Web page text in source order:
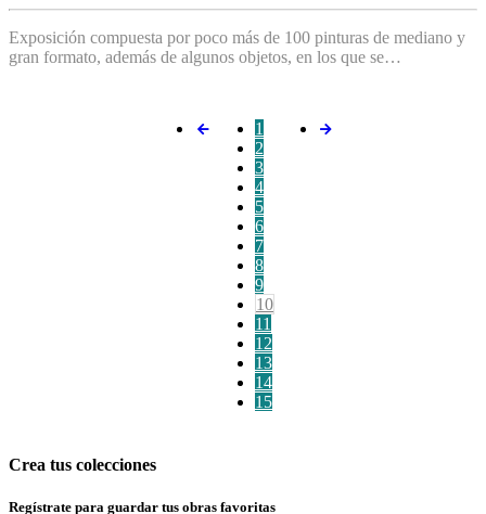
Exposición compuesta por poco más de 100 pinturas de mediano y
gran formato, además de algunos objetos, en los que se…
1
2
3
4
5
6
7
8
9
10
11
12
13
14
15
Crea tus colecciones
Regístrate para guardar tus obras favoritas